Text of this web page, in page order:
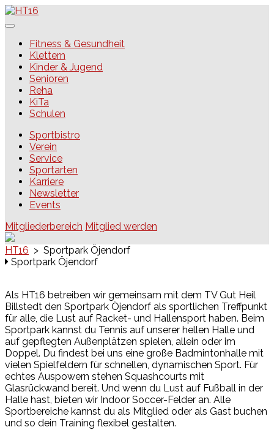
Skip
to
HT16Fitness & Gesundheit
Klettern
Kinder & Jugend
Senioren
Reha
KiTa
Schulen
Sportbistro
Verein
Service
Sportarten
Karriere
Newsletter
Events
Mitgliederbereich Mitglied werden
HT16 > Sportpark Öjendorf
Sportpark Öjendorf
Als HT16 betreiben wir gemeinsam mit dem TV Gut Heil
Billstedt den Sportpark Öjendorf als sportlichen Treffpunkt
für alle, die Lust auf Racket- und Hallensport haben. Beim
Sportpark kannst du Tennis auf unserer hellen Halle und
auf gepflegten Außenplätzen spielen, allein oder im
Doppel. Du findest bei uns eine große Badmintonhalle mit
vielen Spielfeldern für schnellen, dynamischen Sport. Für
echtes Auspowern stehen Squashcourts mit
Glasrückwand bereit. Und wenn du Lust auf Fußball in der
Halle hast, bieten wir Indoor Soccer-Felder an. Alle
Sportbereiche kannst du als Mitglied oder als Gast buchen
und so dein Training flexibel gestalten.